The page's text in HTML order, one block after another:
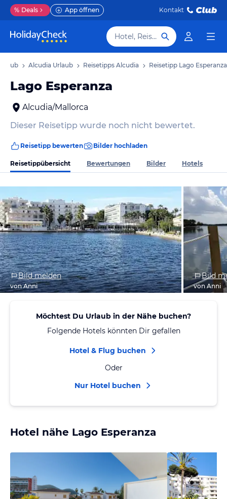
% Deals App öffnen Kontakt
Hotel, Reiseziel
Alcudia Urlaub Reisetipps Alcudia Reisetipp Lago Esperanza
Lago Esperanza
Alcudia/Mallorca
Dieser Reisetipp wurde noch nicht bewertet.
Reisetipp bewerten Bilder hochladen
Reisetippübersicht Bewertungen Bilder Hotels
Bild melden
von Anni
Bild
von Anni
Möchtest Du Urlaub in der Nähe buchen?
Folgende Hotels könnten Dir gefallen
Hotel & Flug buchen
Oder
Nur Hotel buchen
Hotel nähe Lago Esperanza